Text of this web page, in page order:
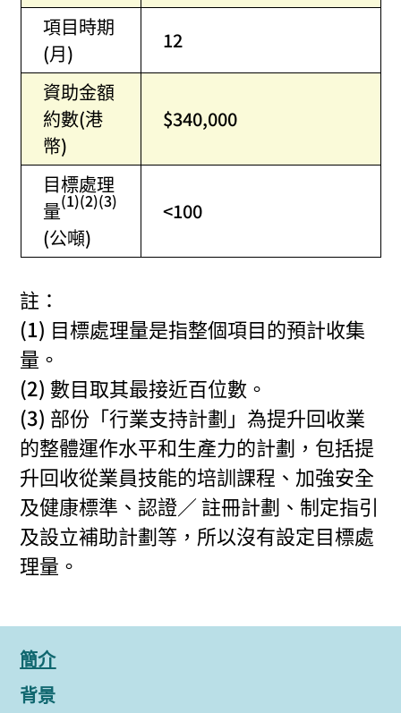
項目時期
(月)
12
資助金額
約數(港
幣)
$340,000
目標處理
量(1)(2)(3)
(公噸)
<100
註：
(1) 目標處理量是指整個項目的預計收集
量。
(2) 數目取其最接近百位數。
(3) 部份「行業支持計劃」為提升回收業
的整體運作水平和生產力的計劃，包括提
升回收從業員技能的培訓課程、加強安全
及健康標準、認證／ 註冊計劃、制定指引
及設立補助計劃等，所以沒有設定目標處
理量。
簡介
背景